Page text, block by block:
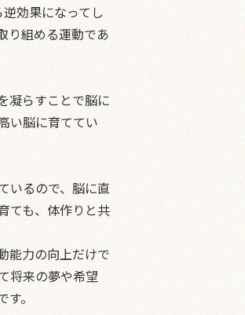
効果になってし
り組める運動であ
凝らすことで脳に
い脳に育ててい
いるので、脳に直
ても、体作りと共
能力の向上だけで
将来の夢や希望
。